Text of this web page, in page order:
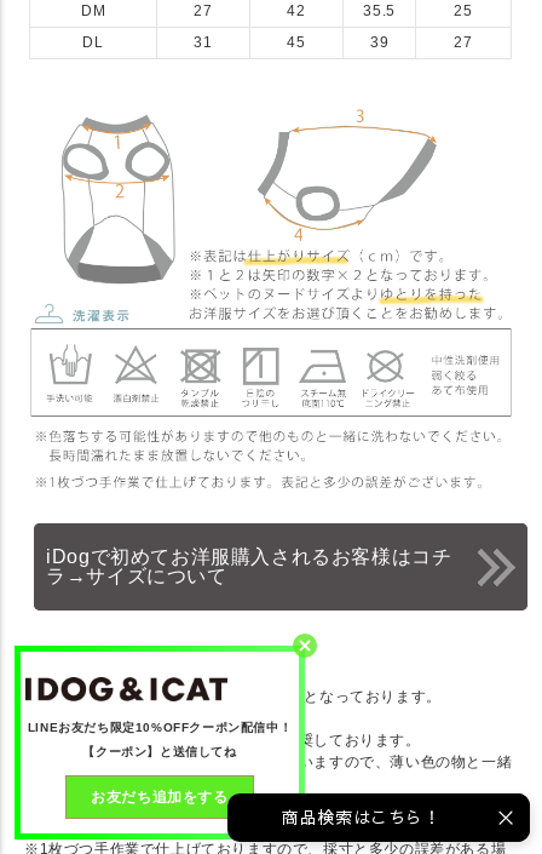
DM
27 42 35.5
25
DL
31 45 39 27
iDogで初めてお洋服購入されるお客様はコチ
ラ→サイズについて
※お洋服の仕上がり寸法です。単位はcmとなっております。
※大変伸縮性がございます。
※お洋服のお手入れ方法は、手洗いを推奨しております。
※濃い色の商品は色移りの可能性がございますので、薄い色の物と一緒
※濡れたまま放置すると色落ちする可能性がございます。早めに乾かし
※1枚づつ手作業で仕上げておりますので、採寸と多少の誤差がある場
LINEお友だち限定10%OFFクーポン配信中！
【クーポン】と送信してね
お友だち追加をする
商品検索はこちら！